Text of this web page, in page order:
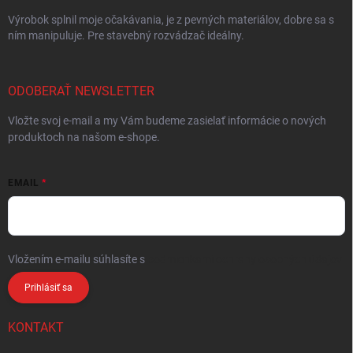
Výrobok splnil moje očakávania, je z pevných materiálov, dobre sa s
ním manipuluje. Pre stavebný rozvádzač ideálny.
ODOBERAŤ NEWSLETTER
Vložte svoj e-mail a my Vám budeme zasielať informácie o nových
produktoch na našom e-shope.
EMAIL
Vložením e-mailu súhlasíte s
Prihlásiť sa
KONTAKT